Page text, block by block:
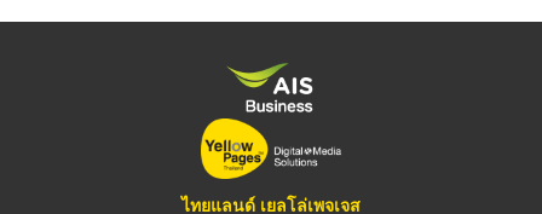
ไทยแลนด์ เยลโล่เพจเจส